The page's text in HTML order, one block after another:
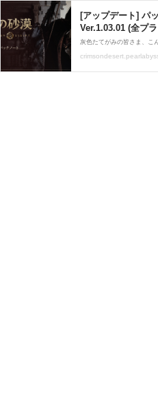
[アップデート] パ
Ver.1.03.01 (全プ
緊急修正) | 紅の砂